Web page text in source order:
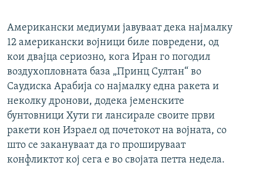
Американски медиуми јавуваат дека најмалку
12 американски војници биле повредени, од
кои двајца сериозно, кога Иран го погодил
воздухопловната база „Принц Султан“ во
Саудиска Арабија со најмалку една ракета и
неколку дронови, додека јеменските
бунтовници Хути ги лансирале своите први
ракети кон Израел од почетокот на војната, со
што се закануваат да го прошируваат
конфликтот кој сега е во својата петта недела.